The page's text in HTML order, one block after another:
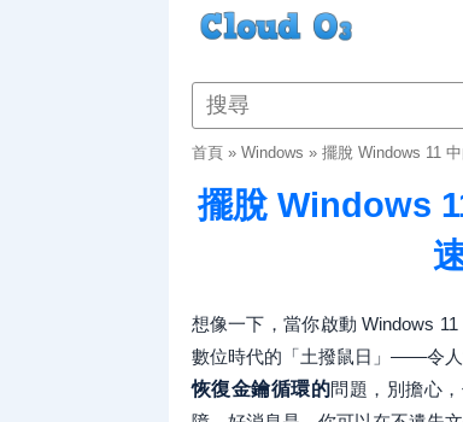
首頁» Windows » 擺脫 Windows 11
擺脫 Windows
想像一下，當你啟動 Windows
數位時代的「土撥鼠日」——令人
恢復金鑰循環的問題，別擔心